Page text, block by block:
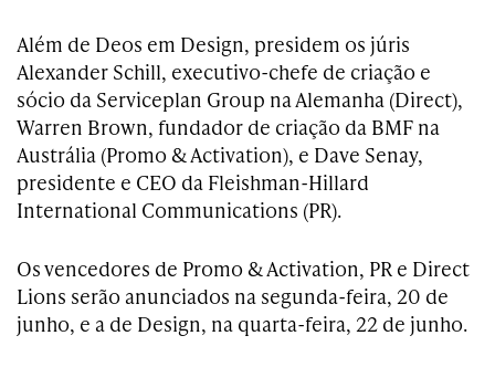
Além de Deos em Design, presidem os júris
Alexander Schill, executivo-chefe de criação e
sócio da Serviceplan Group na Alemanha (Direct),
Warren Brown, fundador de criação da BMF na
Austrália (Promo & Activation), e Dave Senay,
presidente e CEO da Fleishman-Hillard
International Communications (PR).
Os vencedores de Promo & Activation, PR e Direct
Lions serão anunciados na segunda-feira, 20 de
junho, e a de Design, na quarta-feira, 22 de junho.